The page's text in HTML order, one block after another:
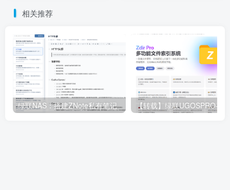
相关推荐
绿联NAS：搭建ZNote私有笔记